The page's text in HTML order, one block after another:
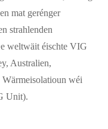
mat gerénger
strahlenden
weltwäit éischte VIG
Australien,
wéi
Unit).